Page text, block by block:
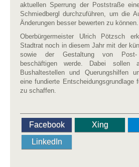
aktuellen Sperrung der Poststraße
Schmiedbergl durchzuführen, um die
Änderungen besser bewerten zu können.
Oberbürgermeister Ulrich Pötzsch
Stadtrat noch in diesem Jahr mit der
sowie der Gestaltung von Post-
beschäftigen werde. Dabei sollen
Bushaltestellen und Querungshilfen
eine fundierte Entscheidungsgrundlage
zu schaffen.
Facebook Xing
LinkedIn